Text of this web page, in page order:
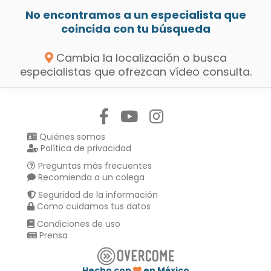
No encontramos a un especialista que
coincida con tu búsqueda
Cambia la localización o busca
especialistas que ofrezcan vídeo consulta.
Quiénes somos
Política de privacidad
Preguntas más frecuentes
Recomienda a un colega
Seguridad de la información
Como cuidamos tus datos
Condiciones de uso
Prensa